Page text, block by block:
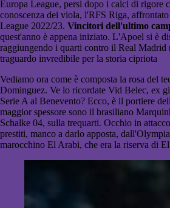
Europa League, persi dopo i calci di rigore
conoscenza dei viola, l'RFS Riga,
League 2022/23. Vincitori dell'ultimo
quest'anno è appena iniziato. L'Apoel si è
raggiungendo i quarti contro il Real Madrid
traguardo invredibile per la storia cipriota
Vediamo ora come è composta la rosa del
Dominguez. Ve lo ricordate Vid Belec, ex
Serie A al Benevento? Ecco, è il portiere
maggior spessore sono il brasiliano
Schalke 04, sulla trequarti. Occhio in
prestiti, manco a darlo apposta,
marocchino El Arabi, che era la riserva di